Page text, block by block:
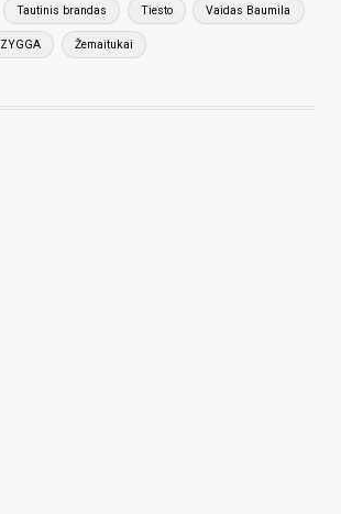
Tautinis brandas Tiesto Vaidas Baumila
ZYGGA Žemaitukai